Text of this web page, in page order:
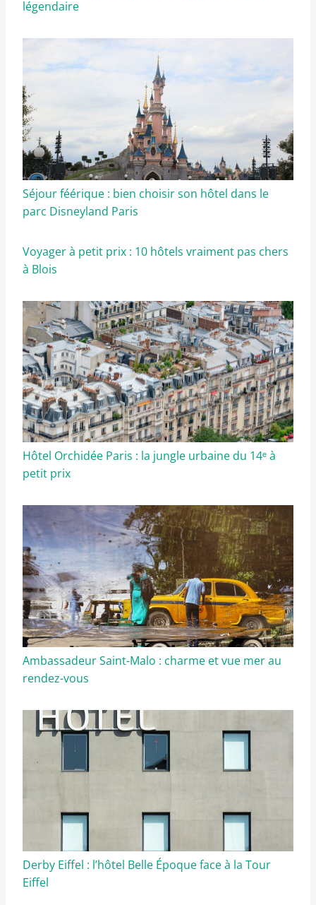
légendaire
Séjour féérique : bien choisir son hôtel dans le
parc Disneyland Paris
Voyager à petit prix : 10 hôtels vraiment pas chers
à Blois
Hôtel Orchidée Paris : la jungle urbaine du 14ᵉ à
petit prix
Ambassadeur Saint-Malo : charme et vue mer au
rendez-vous
Derby Eiffel : l’hôtel Belle Époque face à la Tour
Eiffel